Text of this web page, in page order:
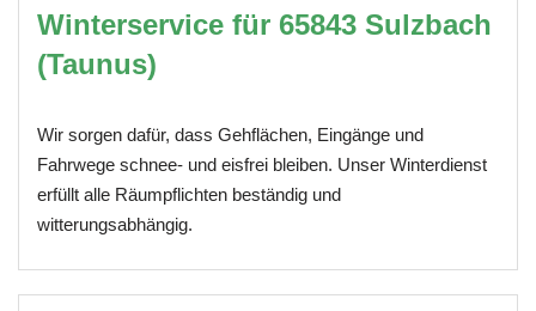
Winterservice für 65843 Sulzbach
(Taunus)
Wir sorgen dafür, dass Gehflächen, Eingänge und
Fahrwege schnee- und eisfrei bleiben. Unser Winterdienst
erfüllt alle Räumpflichten beständig und
witterungsabhängig.